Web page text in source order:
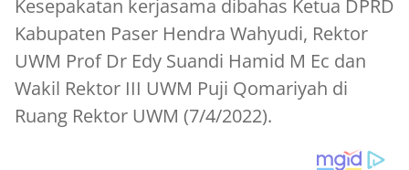
Kesepakatan kerjasama dibahas Ketua DPRD
Kabupaten Paser Hendra Wahyudi, Rektor
UWM Prof Dr Edy Suandi Hamid M Ec dan
Wakil Rektor III UWM Puji Qomariyah di
Ruang Rektor UWM (7/4/2022).